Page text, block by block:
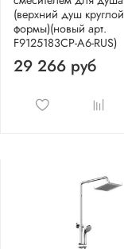
(верхний душ круглой
формы)(новый арт.
F9125183CP-A6-RUS)
29 266 руб